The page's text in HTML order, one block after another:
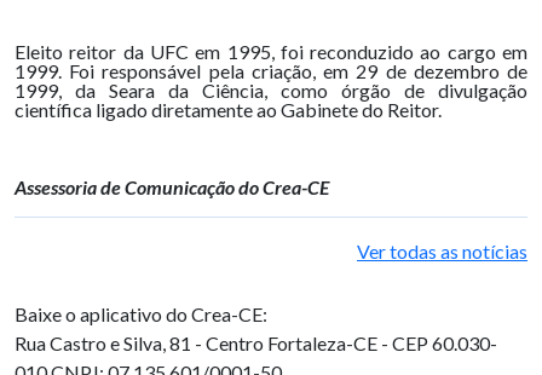
Eleito reitor da UFC em 1995, foi reconduzido ao cargo em
1999. Foi responsável pela criação, em 29 de dezembro de
1999, da Seara da Ciência, como órgão de divulgação
científica ligado diretamente ao Gabinete do Reitor.
Assessoria de Comunicação do Crea-CE
Ver todas as notícias
Baixe o aplicativo do Crea-CE:
Rua Castro e Silva, 81 - Centro Fortaleza-CE - CEP 60.030-